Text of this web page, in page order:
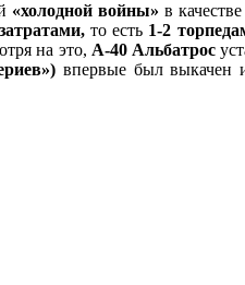
«холодной войны» в
то есть 1-2
на это, А-40 Альбатрос
впервые был выкачен